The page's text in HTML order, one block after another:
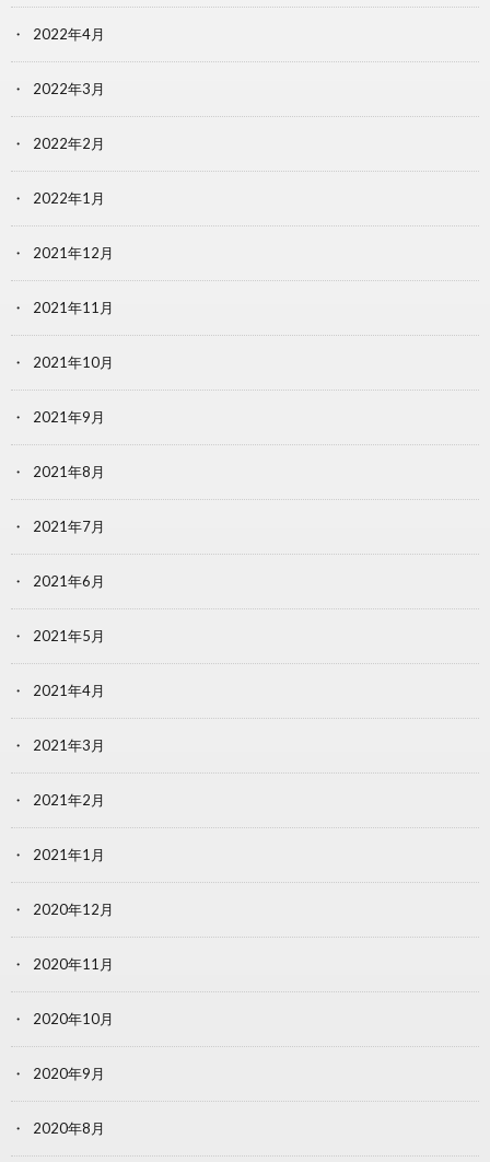
2022年4月
2022年3月
2022年2月
2022年1月
2021年12月
2021年11月
2021年10月
2021年9月
2021年8月
2021年7月
2021年6月
2021年5月
2021年4月
2021年3月
2021年2月
2021年1月
2020年12月
2020年11月
2020年10月
2020年9月
2020年8月